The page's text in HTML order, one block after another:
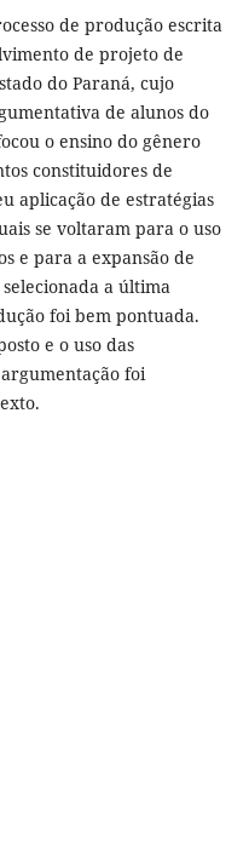
de produção escrita
de projeto de
do Paraná, cujo
de alunos do
o ensino do gênero
constituidores de
aplicação de estratégias
se voltaram para o uso
e para a expansão de
a última
foi bem pontuada.
e o uso das
foi